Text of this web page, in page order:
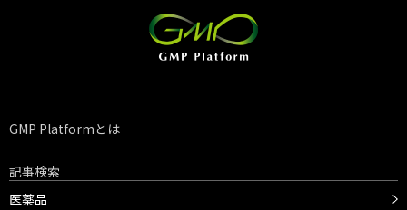
GMP Platformとは
記事検索
医薬品